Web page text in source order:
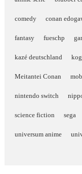
comedy conan
fantasy fueschp
kazé deutschland
Meitantei Conan
nintendo switch
science fiction sega
universum anime